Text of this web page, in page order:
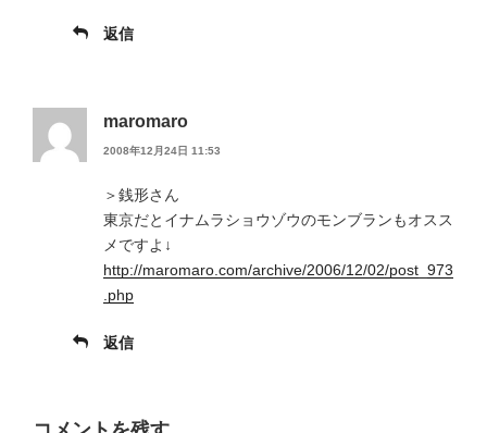
返信
maromaro
2008年12月24日 11:53
＞銭形さん
東京だとイナムラショウゾウのモンブランもオスス
メですよ↓
http://maromaro.com/archive/2006/12/02/post_973
.php
返信